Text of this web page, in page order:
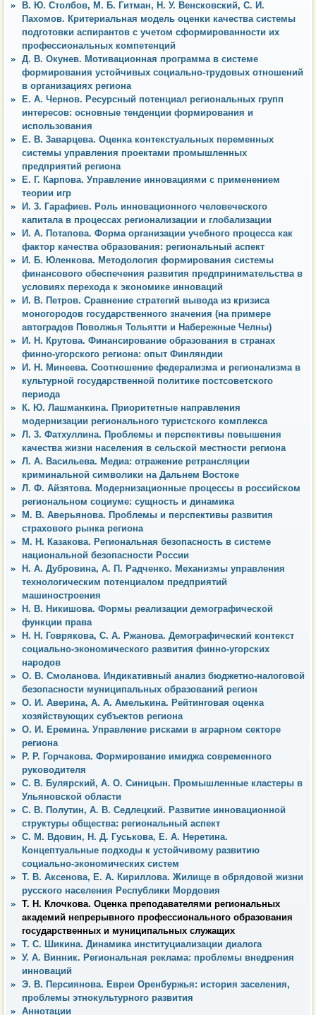
В. Ю. Столбов, М. Б. Гитман, Н. У. Венсковский, С. И.
Пахомов. Критериальная модель оценки качества системы
подготовки аспирантов с учетом сформированности их
профессиональных компетенций
Д. В. Окунев. Мотивационная программа в системе
формирования устойчивых социально-трудовых отношений
в организациях региона
Е. А. Чернов. Ресурсный потенциал региональных групп
интересов: основные тенденции формирования и
использования
Е. В. 3аварцева. Оценка контекстуальных переменных
системы управления проектами промышленных
предприятий региона
Е. Г. Карпова. Управление инновациями с применением
теории игр
И. 3. Гарафиев. Роль инновационного человеческого
капитала в процессах регионализации и глобализации
И. А. Потапова. Форма организации учебного процесса как
фактор качества образования: региональный аспект
И. Б. Юленкова. Методология формирования системы
финансового обеспечения развития предпринимательства в
условиях перехода к экономике инноваций
И. В. Петров. Сравнение стратегий вывода из кризиса
моногородов государственного значения (на примере
автоградов Поволжья Тольятти и Набережные Челны)
И. Н. Крутова. Финансирование образования в странах
финно-угорского региона: опыт Финляндии
И. Н. Минеева. Соотношение федерализма и регионализма в
культурной государственной политике постсоветского
периода
К. Ю. Лашманкина. Приоритетные направления
модернизации регионального туристского комплекса
Л. 3. Фатхуллина. Проблемы и перспективы повышения
качества жизни населения в сельской местности региона
Л. А. Васильева. Медиа: отражение ретрансляции
криминальной символики на Дальнем Востоке
Л. Ф. Айзятова. Модернизационные процессы в российском
региональном социуме: сущность и динамика
М. В. Аверьянова. Проблемы и перспективы развития
страхового рынка региона
М. Н. Казакова. Региональная безопасность в системе
национальной безопасности России
Н. А. Дубровина, А. П. Радченко. Механизмы управления
технологическим потенциалом предприятий
машиностроения
Н. В. Никишова. Формы реализации демографической
функции права
Н. Н. Говрякова, С. А. Ржанова. Демографический контекст
социально-экономического развития финно-угорских
народов
О. В. Смоланова. Индикативный анализ бюджетно-налоговой
безопасности муниципальных образований регион
О. И. Аверина, А. А. Амелькина. Рейтинговая оценка
хозяйствующих субъектов региона
О. И. Еремина. Управление рисками в аграрном секторе
региона
Р. Р. Горчакова. Формирование имиджа современного
руководителя
С. В. Булярский, А. О. Синицын. Промышленные кластеры в
Ульяновской области
С. В. Полутин, А. В. Седлецкий. Развитие инновационной
структуры общества: региональный аспект
С. М. Вдовин, Н. Д. Гуськова, Е. А. Неретина.
Концептуальные подходы к устойчивому развитию
социально-экономических систем
Т. В. Аксенова, Е. А. Кириллова. Жилище в обрядовой жизни
русского населения Республики Мордовия
Т. Н. Клочкова. Оценка преподавателями региональных
академий непрерывного профессионального образования
государственных и муниципальных служащих
Т. С. Шикина. Динамика институциализации диалога
У. А. Винник. Региональная реклама: проблемы внедрения
инноваций
Э. В. Персиянова. Евреи Оренбуржья: история заселения,
проблемы этнокультурного развития
Аннотации